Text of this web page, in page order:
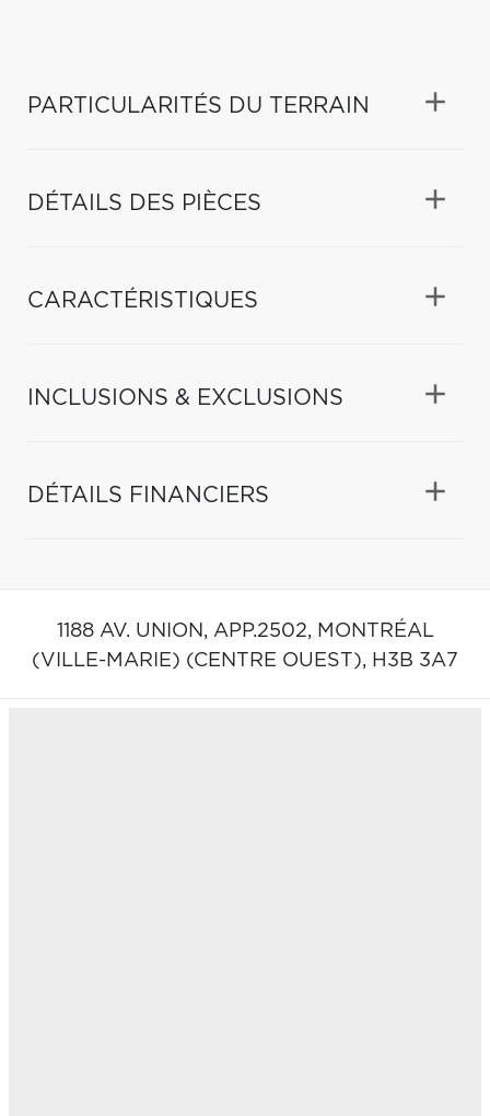
PARTICULARITÉS DU TERRAIN
DÉTAILS DES PIÈCES
CARACTÉRISTIQUES
INCLUSIONS & EXCLUSIONS
DÉTAILS FINANCIERS
1188 AV. UNION, APP.2502, MONTRÉAL
(VILLE-MARIE) (CENTRE OUEST), H3B 3A7